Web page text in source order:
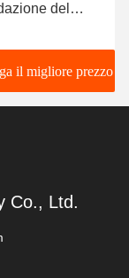
del
il migliore prezzo
Co., Ltd.